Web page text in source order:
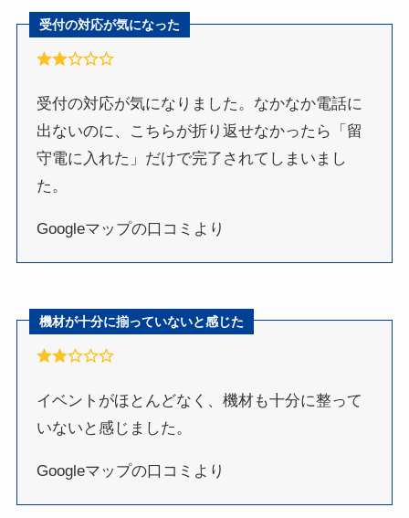
受付の対応が気になった
受付の対応が気になりました。なかなか電話に
出ないのに、こちらが折り返せなかったら「留
守電に入れた」だけで完了されてしまいまし
た。
Googleマップの口コミより
機材が十分に揃っていないと感じた
イベントがほとんどなく、機材も十分に整って
いないと感じました。
Googleマップの口コミより